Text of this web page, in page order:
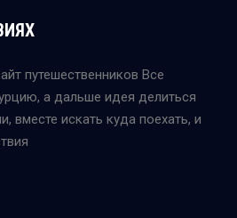
путешественников Все
а дальше идея делиться
вместе искать куда поехать, и